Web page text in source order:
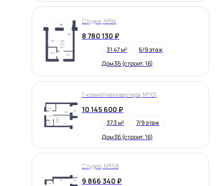
Студия, №94
8 780 130 ₽
31.47 м²
6/9 этаж
Дом 3Б (строит. 16)
1-комнатная квартира, №101
10 145 600 ₽
37.3 м²
7/9 этаж
Дом 3Б (строит. 16)
Студия, №158
9 866 340 ₽